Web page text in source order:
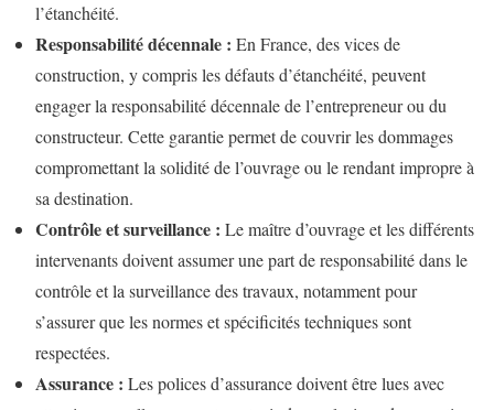
l’étanchéité.
Responsabilité décennale : En France, des vices de
construction, y compris les défauts d’étanchéité, peuvent
engager la responsabilité décennale de l’entrepreneur ou du
constructeur. Cette garantie permet de couvrir les dommages
compromettant la solidité de l’ouvrage ou le rendant impropre à
sa destination.
Contrôle et surveillance : Le maître d’ouvrage et les différents
intervenants doivent assumer une part de responsabilité dans le
contrôle et la surveillance des travaux, notamment pour
s’assurer que les normes et spécificités techniques sont
respectées.
Assurance : Les polices d’assurance doivent être lues avec